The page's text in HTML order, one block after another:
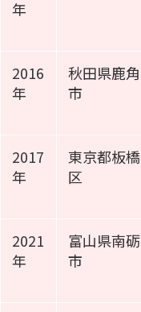
年
2016
年
秋田県鹿角
市
2017
年
東京都板橋
区
2021
年
富山県南砺
市